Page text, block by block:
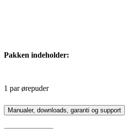
Pakken indeholder:
1 par ørepuder
Manualer, downloads, garanti og support